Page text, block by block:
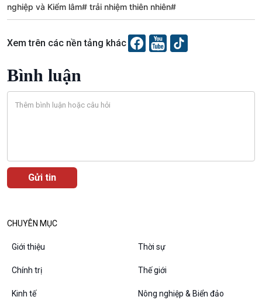
VOV1 đặc biệt
Các chương trình đặc biệt
nghiệp và Kiểm lâm# trải nhiệm thiên nhiên#
Xem trên các nền tảng khác
Bình luận
CHUYÊN MỤC
Giới thiệu Thời sự
Chính trị Thế giới
Kinh tế Nông nghiệp & Biển đảo